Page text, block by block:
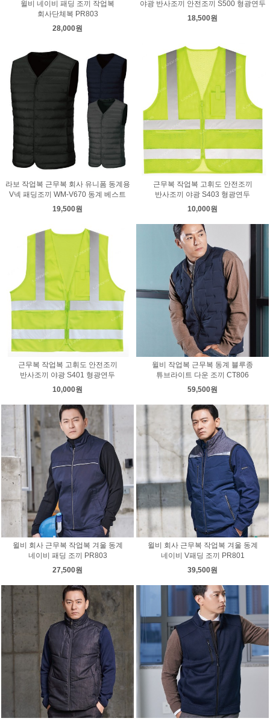
윌비 네이비 패딩 조끼 작업복
회사단체복 PR803
28,000원
야광 반사조끼 안전조끼 S500 형광연두
18,500원
라보 작업복 근무복 회사 유니폼 동계용
V넥 패딩조끼 WM-V670 동계 베스트
19,500원
근무복 작업복 고휘도 안전조끼
반사조끼 야광 S403 형광연두
10,000원
근무복 작업복 고휘도 안전조끼
반사조끼 야광 S401 형광연두
10,000원
윌비 작업복 근무복 동계 블루종
튜브라이트 다운 조끼 CT806
59,500원
윌비 회사 근무복 작업복 겨울 동계
네이비 패딩 조끼 PR803
27,500원
윌비 회사 근무복 작업복 겨울 동계
네이비 V패딩 조끼 PR801
39,500원